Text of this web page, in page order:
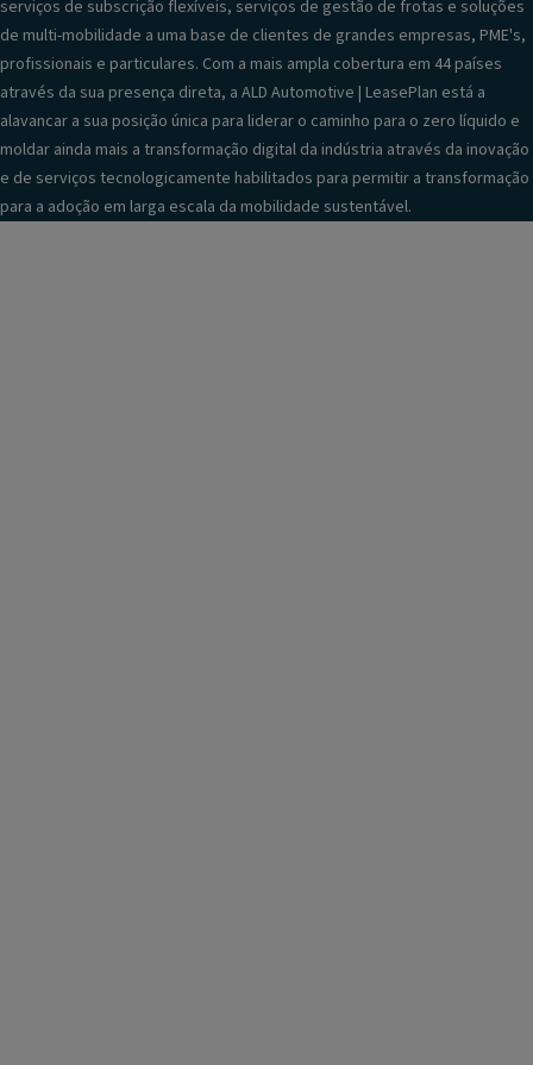
serviços de subscrição flexíveis, serviços de gestão de frotas e soluções
de multi-mobilidade a uma base de clientes de grandes empresas, PME's,
profissionais e particulares. Com a mais ampla cobertura em 44 países
através da sua presença direta, a ALD Automotive | LeasePlan está a
alavancar a sua posição única para liderar o caminho para o zero líquido e
moldar ainda mais a transformação digital da indústria através da inovação
e de serviços tecnologicamente habilitados para permitir a transformação
para a adoção em larga escala da mobilidade sustentável.